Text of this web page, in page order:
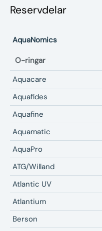
Aquacare
Aquafides
Aquafine
Aquamatic
AquaNomics
O-ringar
AquaPro
ATG/Willand
Atlantic UV
Atlantium
Berson
Reservdelar